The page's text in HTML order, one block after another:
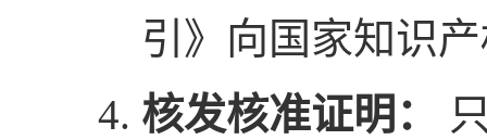
引》向国家知识
核发核准证明：